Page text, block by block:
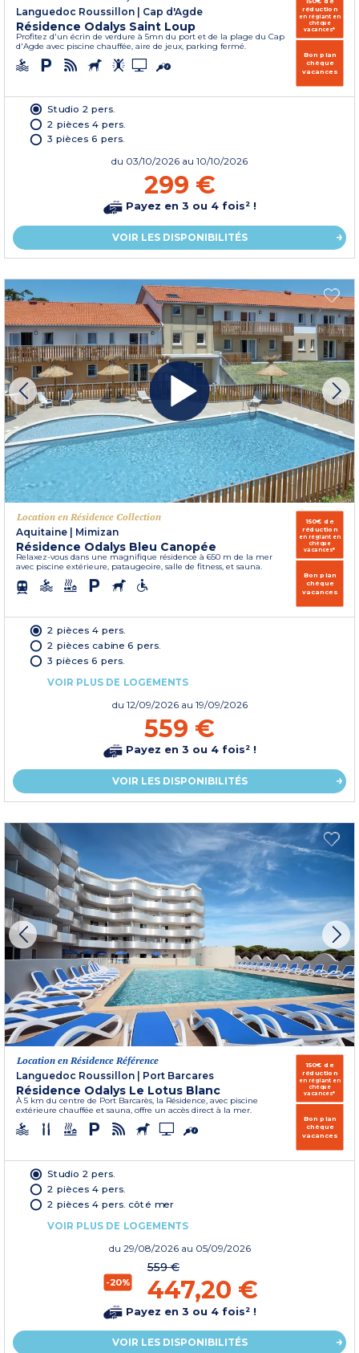
Languedoc Roussillon | Cap d'Agde
Résidence Odalys Saint Loup
Profitez d'un écrin de verdure à 5mn du port et de la plage du Cap
d'Agde avec piscine chauffée, aire de jeux, parking fermé.
réduction
en réglant en
chèque
vacances*
Bon plan
chèque
vacances
Studio 2 pers.
2 pièces 4 pers.
3 pièces 6 pers.
du 03/10/2026 au 10/10/2026
299 €
Payez en 3 ou 4 fois² !
VOIR LES DISPONIBILITÉS
Location en Résidence Collection
Aquitaine
Mimizan
Résidence Odalys Bleu Canopée
Relaxez-vous dans une magnifique résidence à 650 m de la mer
avec piscine extérieure, pataugeoire, salle de fitness, et sauna.
150€ de
réduction
en réglant en
chèque
vacances*
Bon plan
chèque
vacances
2 pièces 4 pers.
2 pièces cabine 6 pers.
3 pièces 6 pers.
VOIR PLUS DE LOGEMENTS
du 12/09/2026 au 19/09/2026
559 €
Payez en 3 ou 4 fois² !
VOIR LES DISPONIBILITÉS
Location en Résidence Référence
Languedoc Roussillon
Port Barcares
Résidence Odalys Le Lotus Blanc
À 5 km du centre de Port Barcarès, la Résidence, avec piscine
extérieure chauffée et sauna, offre un accès direct à la mer.
150€ de
réduction
en réglant en
chèque
vacances*
Bon plan
chèque
vacances
Studio 2 pers.
2 pièces 4 pers.
2 pièces 4 pers. côté mer
VOIR PLUS DE LOGEMENTS
du 29/08/2026 au 05/09/2026
-20%
559 €
447,20 €
Payez en 3 ou 4 fois² !
VOIR LES DISPONIBILITÉS